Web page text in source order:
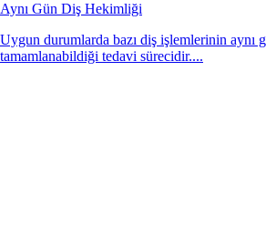
Aynı Gün Diş Hekimliği
Uygun durumlarda bazı diş işlemlerinin aynı
tamamlanabildiği tedavi sürecidir....